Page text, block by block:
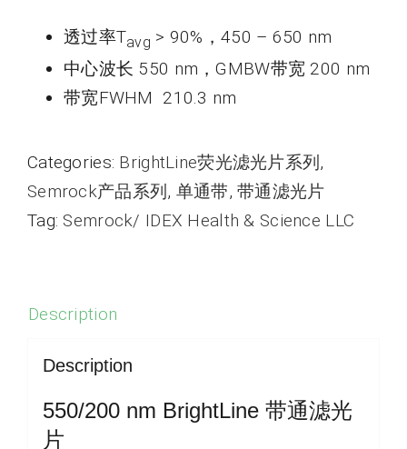
透过率Tavg > 90%，450 – 650 nm
中心波长 550 nm，GMBW带宽 200 nm
带宽FWHM 210.3 nm
Categories: BrightLine荧光滤光片系列 ,
Semrock产品系列 , 单通带,带通滤光片
Tag: Semrock/ IDEX Health & Science LLC
Description
Description
550/200 nm BrightLine 带通滤光
片